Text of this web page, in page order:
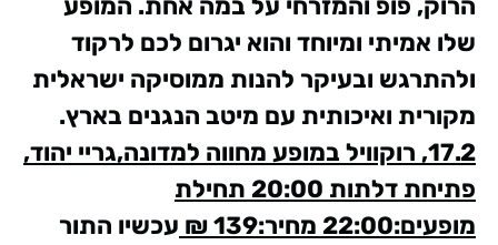
שלו אמיתי ומיוחד והוא יגרום לכם לרקוד
ולהתרגש ובעיקר להנות ממוסיקה ישראלית
מקורית ואיכותית עם מיטב הנגנים בארץ.
17.2, רוקוויל במופע מחווה למדונה,גריי יהוד,
פתיחת דלתות 20:00 תחילת
מופעים:22:00 מחיר:139 ₪
עכשיו התור